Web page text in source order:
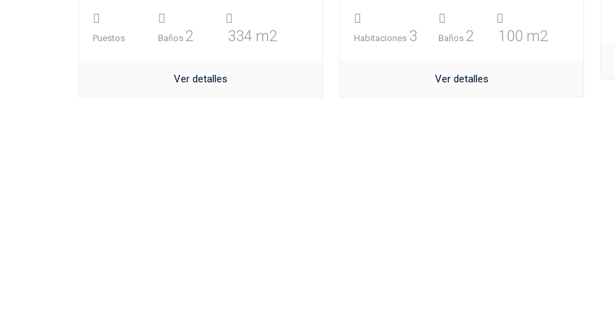
Puestos Baños 2 334 m2
Ver detalles
Habitaciones 3 Baños 2 100 m2
Ver detalles